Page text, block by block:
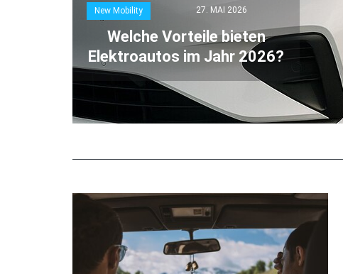
New Mobility 27. MAI 2026
Welche Vorteile bieten
Elektroautos im Jahr 2026?